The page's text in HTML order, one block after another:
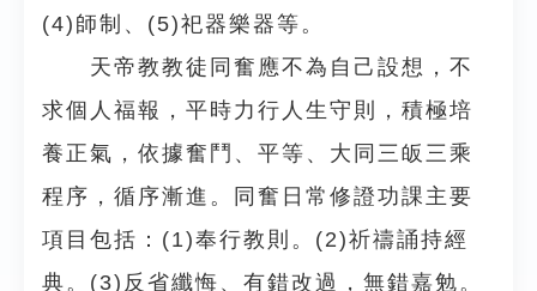
(4)師制、(5)祀器樂器等。
天帝教教徒同奮應不為自己設想，不
求個人福報，平時力行人生守則，積極培
養正氣，依據奮鬥、平等、大同三皈三乘
程序，循序漸進。同奮日常修證功課主要
項目包括：(1)奉行教則。(2)祈禱誦持經
典。(3)反省纖悔、有錯改過，無錯嘉勉。